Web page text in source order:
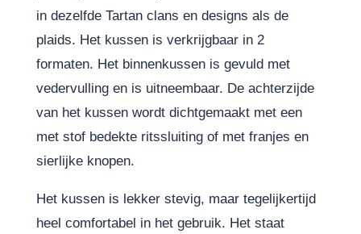
in dezelfde Tartan clans en designs als de
plaids. Het kussen is verkrijgbaar in 2
formaten. Het binnenkussen is gevuld met
vedervulling en is uitneembaar. De achterzijde
van het kussen wordt dichtgemaakt met een
met stof bedekte ritssluiting of met franjes en
sierlijke knopen.
Het kussen is lekker stevig, maar tegelijkertijd
heel comfortabel in het gebruik. Het staat